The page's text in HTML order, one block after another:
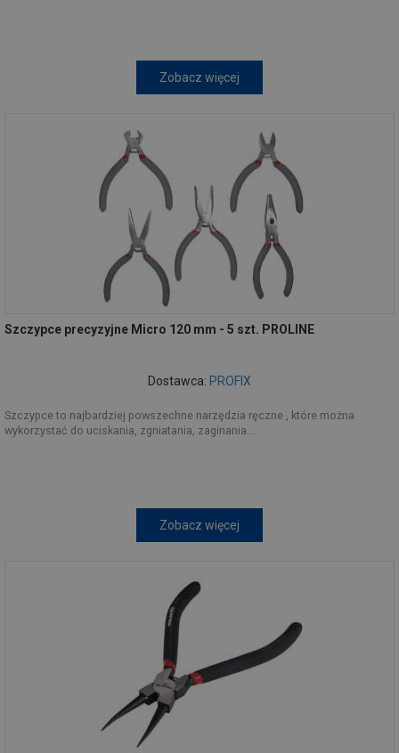
Zobacz więcej
Szczypce precyzyjne Micro 120 mm - 5 szt. PROLINE
Dostawca: PROFIX
Szczypce to najbardziej powszechne narzędzia ręczne , które można
wykorzystać do uciskania, zgniatania, zaginania...
Zobacz więcej